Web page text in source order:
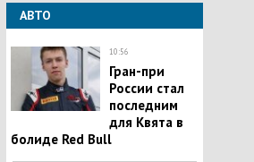
АВТО
10:56
Гран-при
России стал
последним
для Квята в
болиде Red Bull